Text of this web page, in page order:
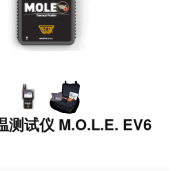
测试仪 M.O.L.E. EV6